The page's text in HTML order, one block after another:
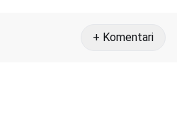
+ Komentari